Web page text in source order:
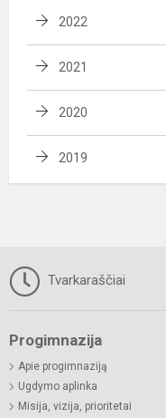
2022
2021
2020
2019
Tvarkaraščiai
Progimnazija
Apie progimnaziją
Ugdymo aplinka
Misija, vizija, prioritetai